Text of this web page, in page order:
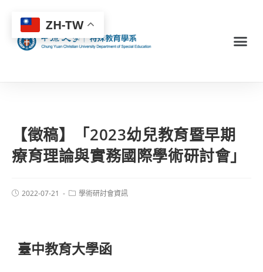
【徵稿】「2023幼兒教育暨早期
療育理論與實務國際學術研討會」
2022-07-21 學術研討會資訊
臺中教育大學函
ZH-TW